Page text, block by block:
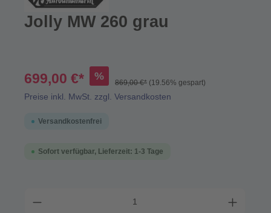
Jolly MW 260 grau
699,00 €* %
869,00 €* (19.56% gespart)
Preise inkl. MwSt. zzgl. Versandkosten
Versandkostenfrei
Sofort verfügbar, Lieferzeit: 1-3 Tage